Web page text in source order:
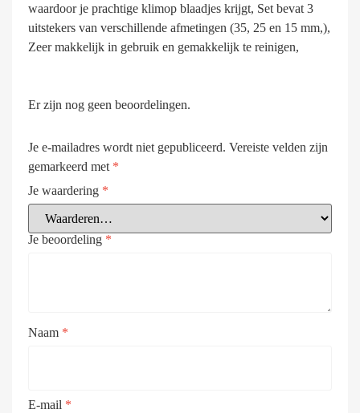
waardoor je prachtige klimop blaadjes krijgt, Set bevat 3
uitstekers van verschillende afmetingen (35, 25 en 15 mm,),
Zeer makkelijk in gebruik en gemakkelijk te reinigen,
Er zijn nog geen beoordelingen.
Je e-mailadres wordt niet gepubliceerd. Vereiste velden zijn
gemarkeerd met *
Je waardering *
Je beoordeling *
Naam *
E-mail *